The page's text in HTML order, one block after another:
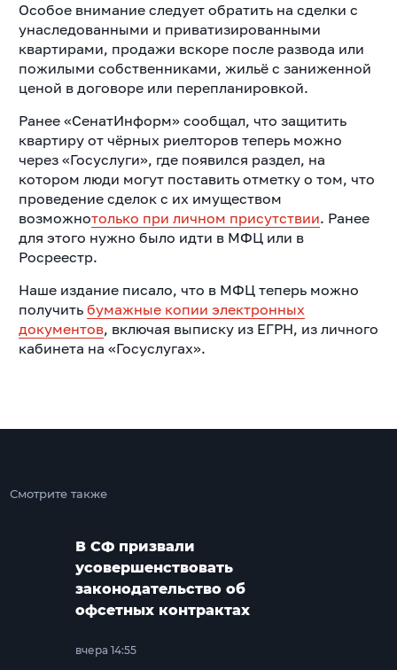
Особое внимание следует обратить на сделки с
унаследованными и приватизированными
квартирами, продажи вскоре после развода или
пожилыми собственниками, жильё с заниженной
ценой в договоре или перепланировкой.
Ранее «СенатИнформ» сообщал, что защитить
квартиру от чёрных риелторов теперь можно
через «Госуслуги», где появился раздел, на
котором люди могут поставить отметку о том, что
проведение сделок с их имуществом
возможнотолько при личном присутствии. Ранее
для этого нужно было идти в МФЦ или в
Росреестр.
Наше издание писало, что в МФЦ теперь можно
получить бумажные копии электронных
документов, включая выписку из ЕГРН, из личного
кабинета на «Госуслугах».
Смотрите также
В СФ призвали
усовершенствовать
законодательство об
офсетных контрактах
вчера 14:55